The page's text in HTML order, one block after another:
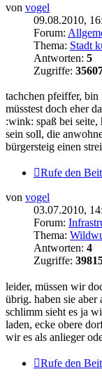
von vogel
09.08.2010,
Forum:
Thema: Stadt
Antworten: 5
Zugriffe:
tachchen pfeiffer, bin
müsstest doch eher
:wink: spaß bei
sein soll, die
bürgersteig einen
Rufe den
von vogel
03.07.2010,
Forum:
Thema:
Antworten: 4
Zugriffe:
leider, müssen wir
übrig. haben sie aber
schlimm sieht es ja
laden, ecke obere
wir es als anlieger
Rufe den